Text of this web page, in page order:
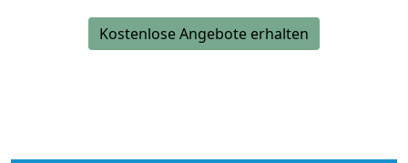
Kostenlose Angebote erhalten